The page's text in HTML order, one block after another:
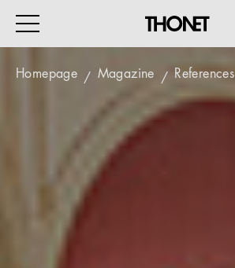
WORK
EVENTS
HOSPITALITY
Homepage Magazine References